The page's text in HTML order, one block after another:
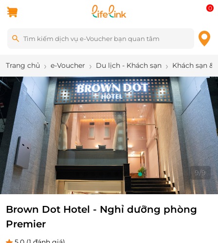
0
Trang chủ e-Voucher Du lịch - Khách sạn Khách sạn &
9/9
Brown Dot Hotel - Nghỉ dưỡng phòng
Premier